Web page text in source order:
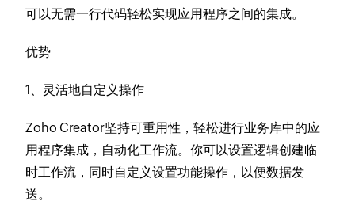
可以无需一行代码轻松实现应用程序之间的集成。
优势
1、灵活地自定义操作
Zoho Creator坚持可重用性，轻松进行业务库中的应
用程序集成，自动化工作流。你可以设置逻辑创建临
时工作流，同时自定义设置功能操作，以便数据发
送。